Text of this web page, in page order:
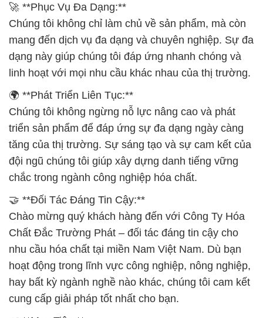
🚀 **Phục Vụ Đa Dạng:**
Chúng tôi không chỉ làm chủ về sản phẩm, mà còn
mang đến dịch vụ đa dạng và chuyên nghiệp. Sự đa
dạng này giúp chúng tôi đáp ứng nhanh chóng và
linh hoạt với mọi nhu cầu khác nhau của thị trường.
🌍 **Phát Triển Liên Tục:**
Chúng tôi không ngừng nỗ lực nâng cao và phát
triển sản phẩm để đáp ứng sự đa dạng ngày càng
tăng của thị trường. Sự sáng tạo và sự cam kết của
đội ngũ chúng tôi giúp xây dựng danh tiếng vững
chắc trong ngành công nghiệp hóa chất.
🤝 **Đối Tác Đáng Tin Cậy:**
Chào mừng quý khách hàng đến với Công Ty Hóa
Chất Đắc Trường Phát – đối tác đáng tin cậy cho
nhu cầu hóa chất tại miền Nam Việt Nam. Dù bạn
hoạt động trong lĩnh vực công nghiệp, nông nghiệp,
hay bất kỳ ngành nghề nào khác, chúng tôi cam kết
cung cấp giải pháp tốt nhất cho bạn.